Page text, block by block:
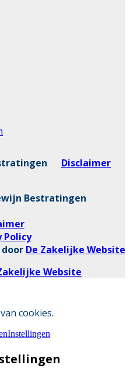
Disclaimer
Bestratingen
Policy
De Zakelijke Website
Website
cookies.
Instellingen